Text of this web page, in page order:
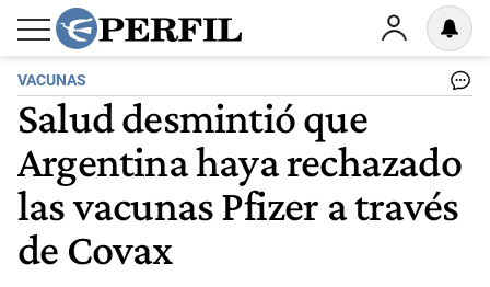
VACUNAS
Salud desmintió que
Argentina haya rechazado
las vacunas Pfizer a través
de Covax